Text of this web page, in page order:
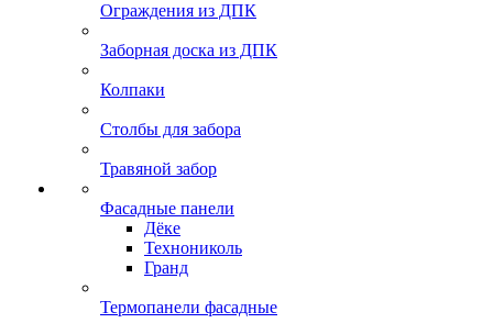
Ограждения из ДПК
Заборная доска из ДПК
Колпаки
Столбы для забора
Травяной забор
Фасадные панели
Дёке
Технониколь
Гранд
Термопанели фасадные